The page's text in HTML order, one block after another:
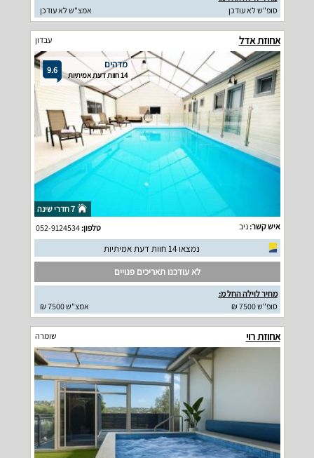
סופ"ש לא עודכן
אמצ"ש לא עודכן
אחוזת אדל עבדון
9.6 מדהים
14 חוות דעת אמיתיות
7 חדרי שינה
איש קשר:ניב טלפון:052-9124534
נמצאו 14 חוות דעת אמיתיות
לא עודכנו תאריכים פנויים
מחיר לוילה החל מ:
סופ"ש 7500 ₪
אמצ"ש 7500 ₪
אחוזת רוי שומרה